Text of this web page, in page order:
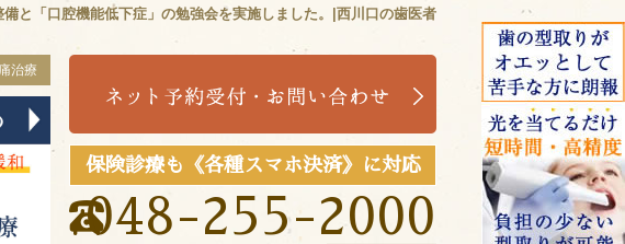
備と「口腔機能低下症」の勉強会を実施しました。|西川口の歯医者
治療
保険診療も《各種スマホ決済》に対応
048-255-2000